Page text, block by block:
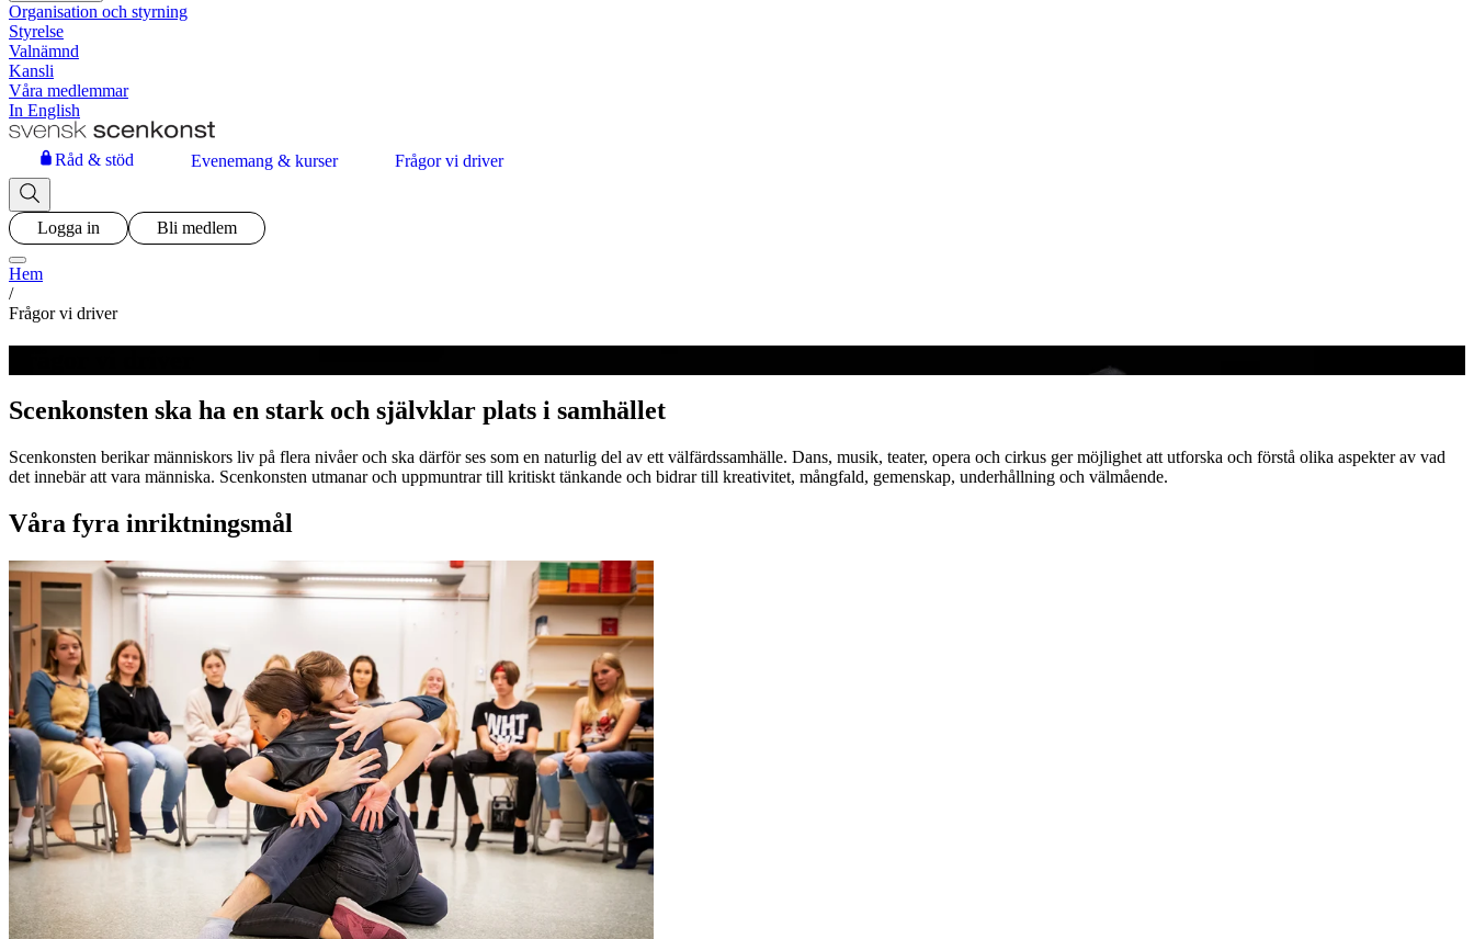
Organisation och styrning
Styrelse
Valnämnd
Kansli
Våra medlemmar
In English
Råd & stöd Evenemang & kurser Frågor vi driver
Logga in Bli medlem
Hem
/
Frågor vi driver
Scenkonsten ska ha en stark och självklar plats i samhället
Scenkonsten berikar människors liv på flera nivåer och ska därför ses som en naturlig del av ett välfärdssamhälle. Dans, musik, teater, opera och cirkus ger möjlighet att utforska och förstå olika aspekter av vad
det innebär att vara människa. Scenkonsten utmanar och uppmuntrar till kritiskt tänkande och bidrar till kreativitet, mångfald, gemenskap, underhållning och välmående.
Våra fyra inriktningsmål